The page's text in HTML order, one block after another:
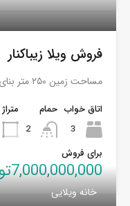
فروش ویلا زیباکنار
مساحت زمین ۲۵۰ متر بنای ۲۵۰ متری نوساز فول امکانات…
اتاق خواب
3
حمام
2
متراژ
برای فروش
7,000,000,000تومان
خانه ویلایی